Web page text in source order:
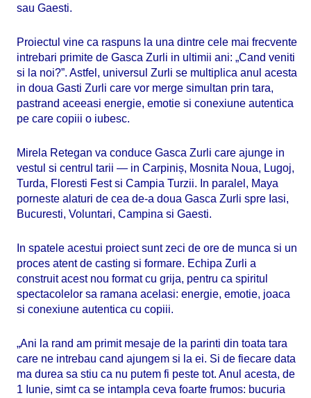
sau Gaesti.
Proiectul vine ca raspuns la una dintre cele mai frecvente
intrebari primite de Gasca Zurli in ultimii ani: „Cand veniti
si la noi?”. Astfel, universul Zurli se multiplica anul acesta
in doua Gasti Zurli care vor merge simultan prin tara,
pastrand aceeasi energie, emotie si conexiune autentica
pe care copiii o iubesc.
Mirela Retegan va conduce Gasca Zurli care ajunge in
vestul si centrul tarii — in Carpiniș, Mosnita Noua, Lugoj,
Turda, Floresti Fest si Campia Turzii. In paralel, Maya
porneste alaturi de cea de-a doua Gasca Zurli spre Iasi,
Bucuresti, Voluntari, Campina si Gaesti.
In spatele acestui proiect sunt zeci de ore de munca si un
proces atent de casting si formare. Echipa Zurli a
construit acest nou format cu grija, pentru ca spiritul
spectacolelor sa ramana acelasi: energie, emotie, joaca
si conexiune autentica cu copiii.
„Ani la rand am primit mesaje de la parinti din toata tara
care ne intrebau cand ajungem si la ei. Si de fiecare data
ma durea sa stiu ca nu putem fi peste tot. Anul acesta, de
1 Iunie, simt ca se intampla ceva foarte frumos: bucuria